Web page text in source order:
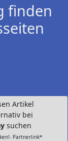
finden
Artikel
bei
suchen
Partnerlink*